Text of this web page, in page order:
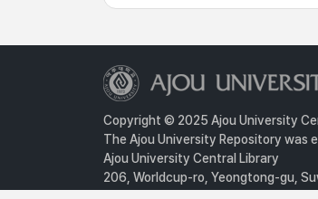
Copyright © 2025 Ajou University
The Ajou University Repository was
Ajou University Central Library
206, Worldcup-ro, Yeongtong-gu,